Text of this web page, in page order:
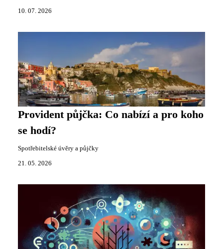
10. 07. 2026
Provident půjčka: Co nabízí a pro koho
se hodí?
Spotřebitelské úvěry a půjčky
21. 05. 2026